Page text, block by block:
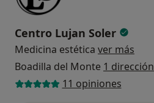
Centro Lujan Soler
Medicina estética ver más
Boadilla del Monte 1 dirección
11 opiniones